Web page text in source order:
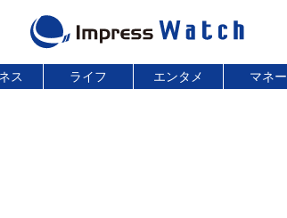
ス ライフ エンタメ マネー